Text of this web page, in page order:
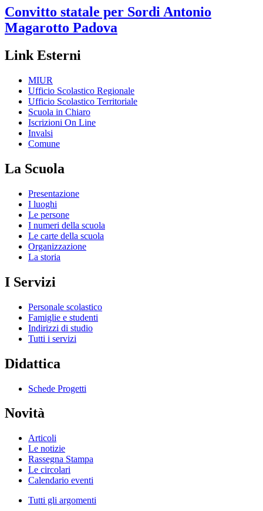
Convitto statale per SordiAntonio
Magarotto Padova
Link Esterni
MIUR
Ufficio Scolastico Regionale
Ufficio Scolastico Territoriale
Scuola in Chiaro
Iscrizioni On Line
Invalsi
Comune
La Scuola
Presentazione
I luoghi
Le persone
I numeri della scuola
Le carte della scuola
Organizzazione
La storia
I Servizi
Personale scolastico
Famiglie e studenti
Indirizzi di studio
Tutti i servizi
Didattica
Schede Progetti
Novità
Articoli
Le notizie
Rassegna Stampa
Le circolari
Calendario eventi
Tutti gli argomenti